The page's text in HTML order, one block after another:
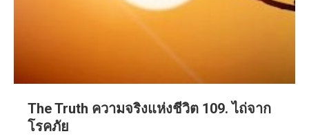
The Truth ความจริงแห่งชีวิต 109. ไถ่จาก
โรคภัย